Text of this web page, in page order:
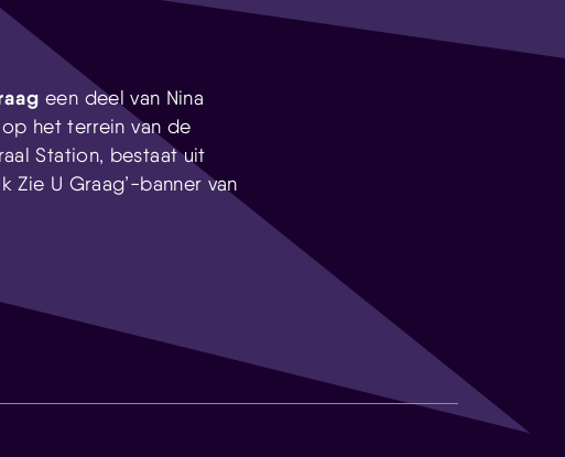
een deel van Nina
het terrein van de
Station, bestaat uit
Zie U Graag’-banner van